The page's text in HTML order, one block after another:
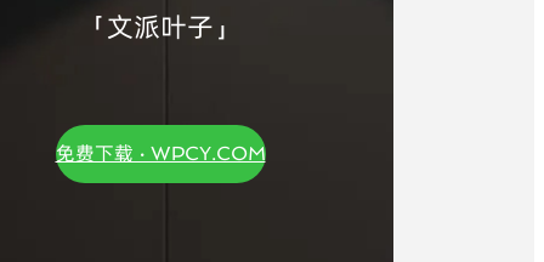
「文派叶子」
免费下载 · WPCY.COM